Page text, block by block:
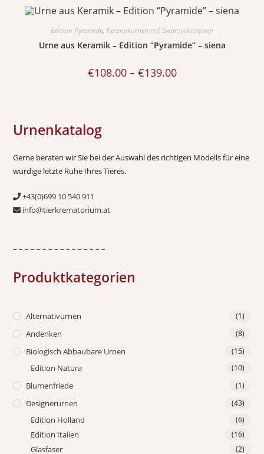
Edition Pyramide, Keramikurnen mit Swarovskisteinen
Urne aus Keramik – Edition “Pyramide” – siena
€108.00 – €139.00
Urnenkatalog
Gerne beraten wir Sie bei der Auswahl des richtigen Modells für eine
würdige letzte Ruhe Ihres Tieres.
+43(0)699 10 540 911
info@tierkrematorium.at
– – – – – – – – – – – – – – – –
Produktkategorien
Alternativurnen (1)
Andenken (8)
Biologisch Abbaubare Urnen (15)
Edition Natura (10)
Blumenfriede (1)
Designerurnen (43)
Edition Holland (6)
Edition Italien (16)
Glasfaser (2)